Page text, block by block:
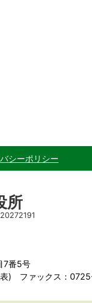
シーポリシー
所
7番5号
) ファックス：